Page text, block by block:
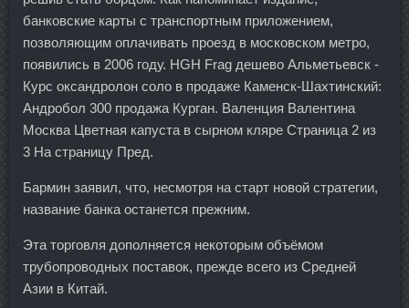
банковские карты с транспортным приложением,
позволяющим оплачивать проезд в московском метро,
появились в 2006 году. HGH Frag дешево Альметьевск -
Курс оксандролон соло в продаже Каменск-Шахтинский:
Андробол 300 продажа Курган. Валенция Валентина
Москва Цветная капуста в сырном кляре Страница 2 из
3 На страницу Пред.
Бармин заявил, что, несмотря на старт новой стратегии,
название банка останется прежним.
Эта торговля дополняется некоторым объёмом
трубопроводных поставок, прежде всего из Средней
Азии в Китай.